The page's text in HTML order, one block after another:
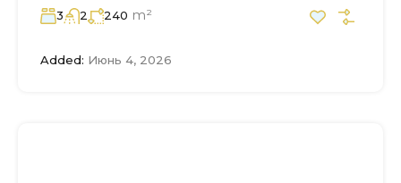
3 2 240 m²
Added: Июнь 4, 2026